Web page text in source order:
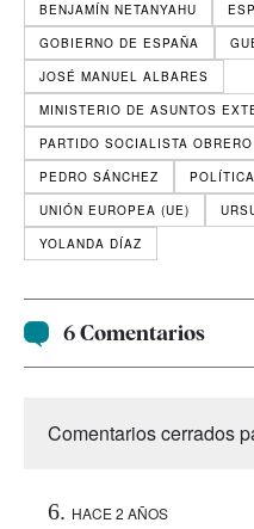
BENJAMÍN NETANYAHU
GOBIERNO DE ESPAÑA
JOSÉ MANUEL ALBARES
MINISTERIO DE ASUNTOS
PARTIDO SOCIALISTA
PEDRO SÁNCHEZ
POLÍTICA
UNIÓN EUROPEA (UE)
YOLANDA DÍAZ
6 Comentarios
Comentarios cerrados
HACE 2 AÑOS